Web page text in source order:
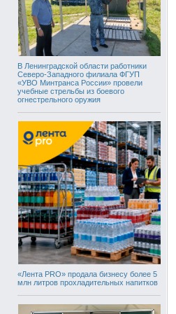
В Ленинградской области работники
Северо-Западного филиала ФГУП
«УВО Минтранса России» провели
учебные стрельбы из боевого
огнестрельного оружия
«Лента PRO» продала бизнесу более 5
млн литров прохладительных напитков